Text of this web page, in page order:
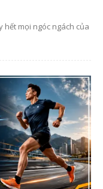
hết mọi ngóc ngách của